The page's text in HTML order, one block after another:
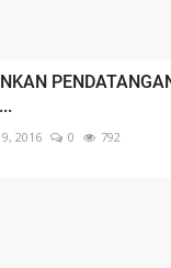
9, 2016 0 792